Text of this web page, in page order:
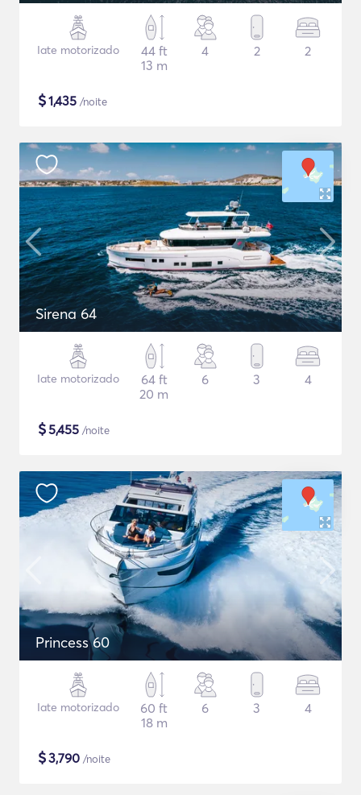
Iate motorizado
44 ft
13 m
4 2 2
$1,435 /noite
Sirena 64
Iate motorizado
64 ft
20 m
6 3 4
$5,455 /noite
Princess 60
Iate motorizado
60 ft
18 m
6 3 4
$3,790 /noite